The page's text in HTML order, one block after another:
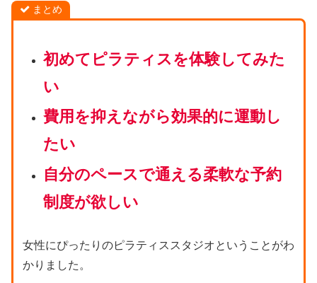
まとめ
初めてピラティスを体験してみた
い
費用を抑えながら効果的に運動し
たい
自分のペースで通える柔軟な予約
制度が欲しい
女性にぴったりのピラティススタジオということがわ
かりました。